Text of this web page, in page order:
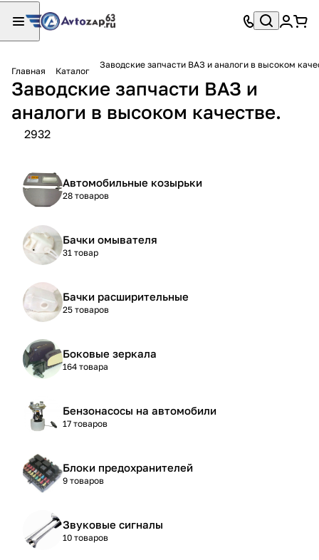
Главная Каталог
Заводские запчасти ВАЗ и аналоги в высоком
Заводские запчасти ВАЗ и
аналоги в высоком качестве.
2932
Автомобильные козырьки
28 товаров
Бачки омывателя
31 товар
Бачки расширительные
25 товаров
Боковые зеркала
164 товара
Бензонасосы на автомобили
17 товаров
Блоки предохранителей
9 товаров
Звуковые сигналы
10 товаров